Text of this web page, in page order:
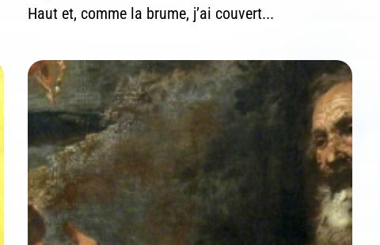
Haut et, comme la brume, j’ai couvert...